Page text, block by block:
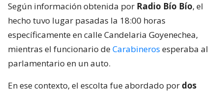
Según información obtenida por Radio Bío Bío, el
hecho tuvo lugar pasadas la 18:00 horas
específicamente en calle Candelaria Goyenechea,
mientras el funcionario deCarabineros esperaba al
parlamentario en un auto.
En ese contexto, el escolta fue abordado por dos